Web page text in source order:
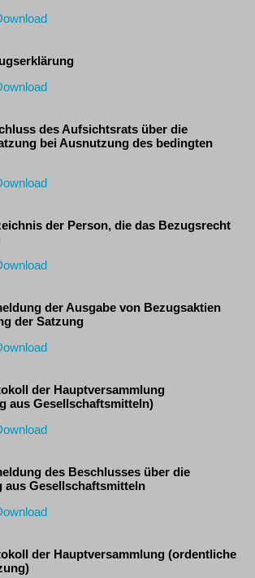
des Aufsichtsrats über die
bei Ausnutzung des bedingten
der Person, die das Bezugsrecht
der Ausgabe von Bezugsaktien
der Satzung
der Hauptversammlung
aus Gesellschaftsmitteln)
des Beschlusses über die
aus Gesellschaftsmitteln
der Hauptversammlung (ordentliche